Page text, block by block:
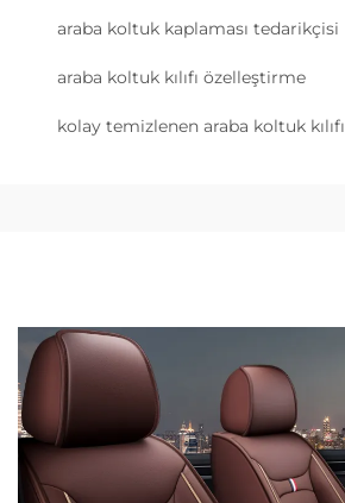
araba koltuk kaplaması tedarikçisi
araba koltuk kılıfı özelleştirme
kolay temizlenen araba koltuk kılıfı